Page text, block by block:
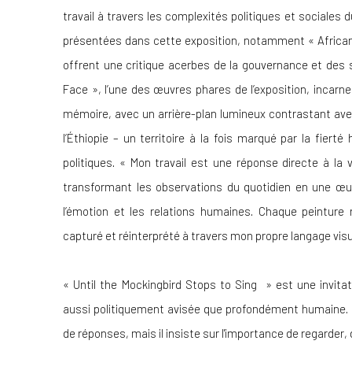
travail à travers les complexités politiques et sociales
présentées dans cette exposition, notamment «
offrent une critique acerbes de la gouvernance et
Face », l’une des œuvres phares de l’exposition,
mémoire, avec un arrière-plan lumineux contrastant
l’Éthiopie – un territoire à la fois marqué par la fierté
politiques. « Mon travail est une réponse directe à la
transformant les observations du quotidien en une
l’émotion et les relations humaines. Chaque
capturé et réinterprété à travers mon propre langage
« Until the Mockingbird Stops to Sing » est une
aussi politiquement avisée que profondément humaine.
de réponses, mais il insiste sur l'importance de